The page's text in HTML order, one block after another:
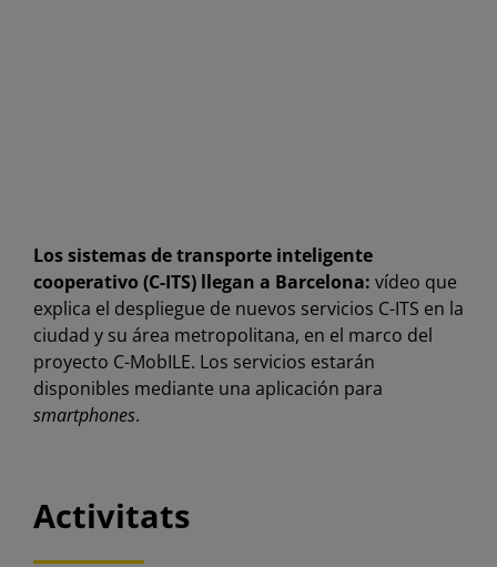
Los sistemas de transporte inteligente
cooperativo (C-ITS) llegan a Barcelona: vídeo que
explica el despliegue de nuevos servicios C-ITS en la
ciudad y su área metropolitana, en el marco del
proyecto C-MobILE. Los servicios estarán
disponibles mediante una aplicación para
smartphones.
Activitats